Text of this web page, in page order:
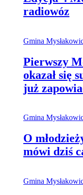
radiowóz
Gmina
Pierwszy
okazał się
już
Gmina
O
mówi dziś
Gmina